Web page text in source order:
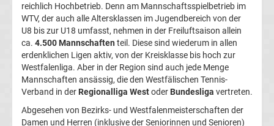
League
Tabelle
Europa
reichlich Hochbetrieb. Denn am Mannschaftsspielbetrieb im
WTV, der auch alle Altersklassen im Jugendbereich von der
U8 bis zur U18 umfasst, nehmen in der Freiluftsaison allein
ca. 4.500 Mannschaften teil. Diese sind wiederum in allen
erdenklichen Ligen aktiv, von der Kreisklasse bis hoch zur
Westfalenliga. Aber in der Region sind auch jede Menge
Mannschaften ansässig, die den Westfälischen Tennis-
Verband in der Regionalliga Westoder Bundesliga vertreten.
Abgesehen von Bezirks- und Westfalenmeisterschaften der
Damen und Herren (inklusive der Seniorinnen und Senioren)